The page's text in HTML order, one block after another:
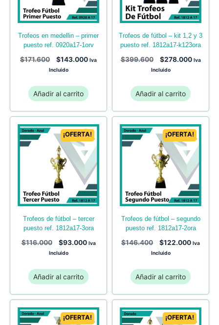
trofeos en medellin – primer
puesto ref. 0920a17-1orv
$171.600 $143.000 Iva
Incluido
Añadir al carrito
trofeos de fútbol – kit 1,2 y 3
puesto ref. 1812a17-k123ora
$399.600 $278.000 Iva
Incluido
Añadir al carrito
¡OFERTA!
trofeos de fútbol – tercer
puesto ref. 1812a17-3ora
$116.000 $93.000 Iva
Incluido
Añadir al carrito
¡OFERTA!
trofeos de fútbol – segundo
puesto ref. 1812a17-2ora
$146.400 $122.000 Iva
Incluido
Añadir al carrito
¡OFERTA! ¡OFERTA!